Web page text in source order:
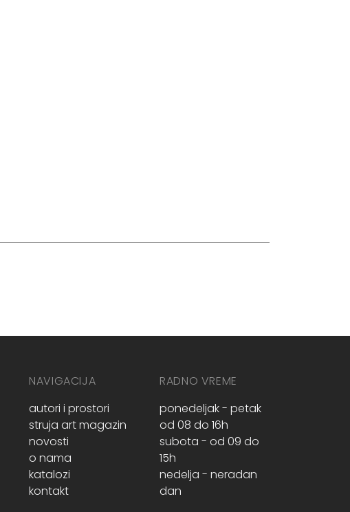
NAVIGACIJA
autori i prostori
struja art magazin
novosti
o nama
katalozi
kontakt
RADNO VREME
ponedeljak - petak
od 08 do 16h
subota - od 09 do
15h
nedelja - neradan
dan